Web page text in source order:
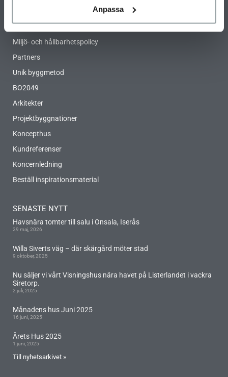
Anpassa
SENASTE NYTT
Havsnära tomter till salu i Onsala, Iserås
29 maj, 2026
Willa Siverts väg – där skärgård möter stad
9 oktober, 2025
Nu säljer vi vårt Visningshus nära havet på Listerlandet i vackra
Siretorp.
2 juli, 2025
Månadens hus Juni 2025
16 juni, 2025
Årets Hus 2025
1 juni, 2025
Till nyhetsarkivet »
Kontakt
Miljö- och hållbarhetspolicy
Partners
Unik byggmetod
BO2049
Arkitekter
Projektbyggnationer
Koncepthus
Kundreferenser
Koncernledning
Beställ inspirationsmaterial